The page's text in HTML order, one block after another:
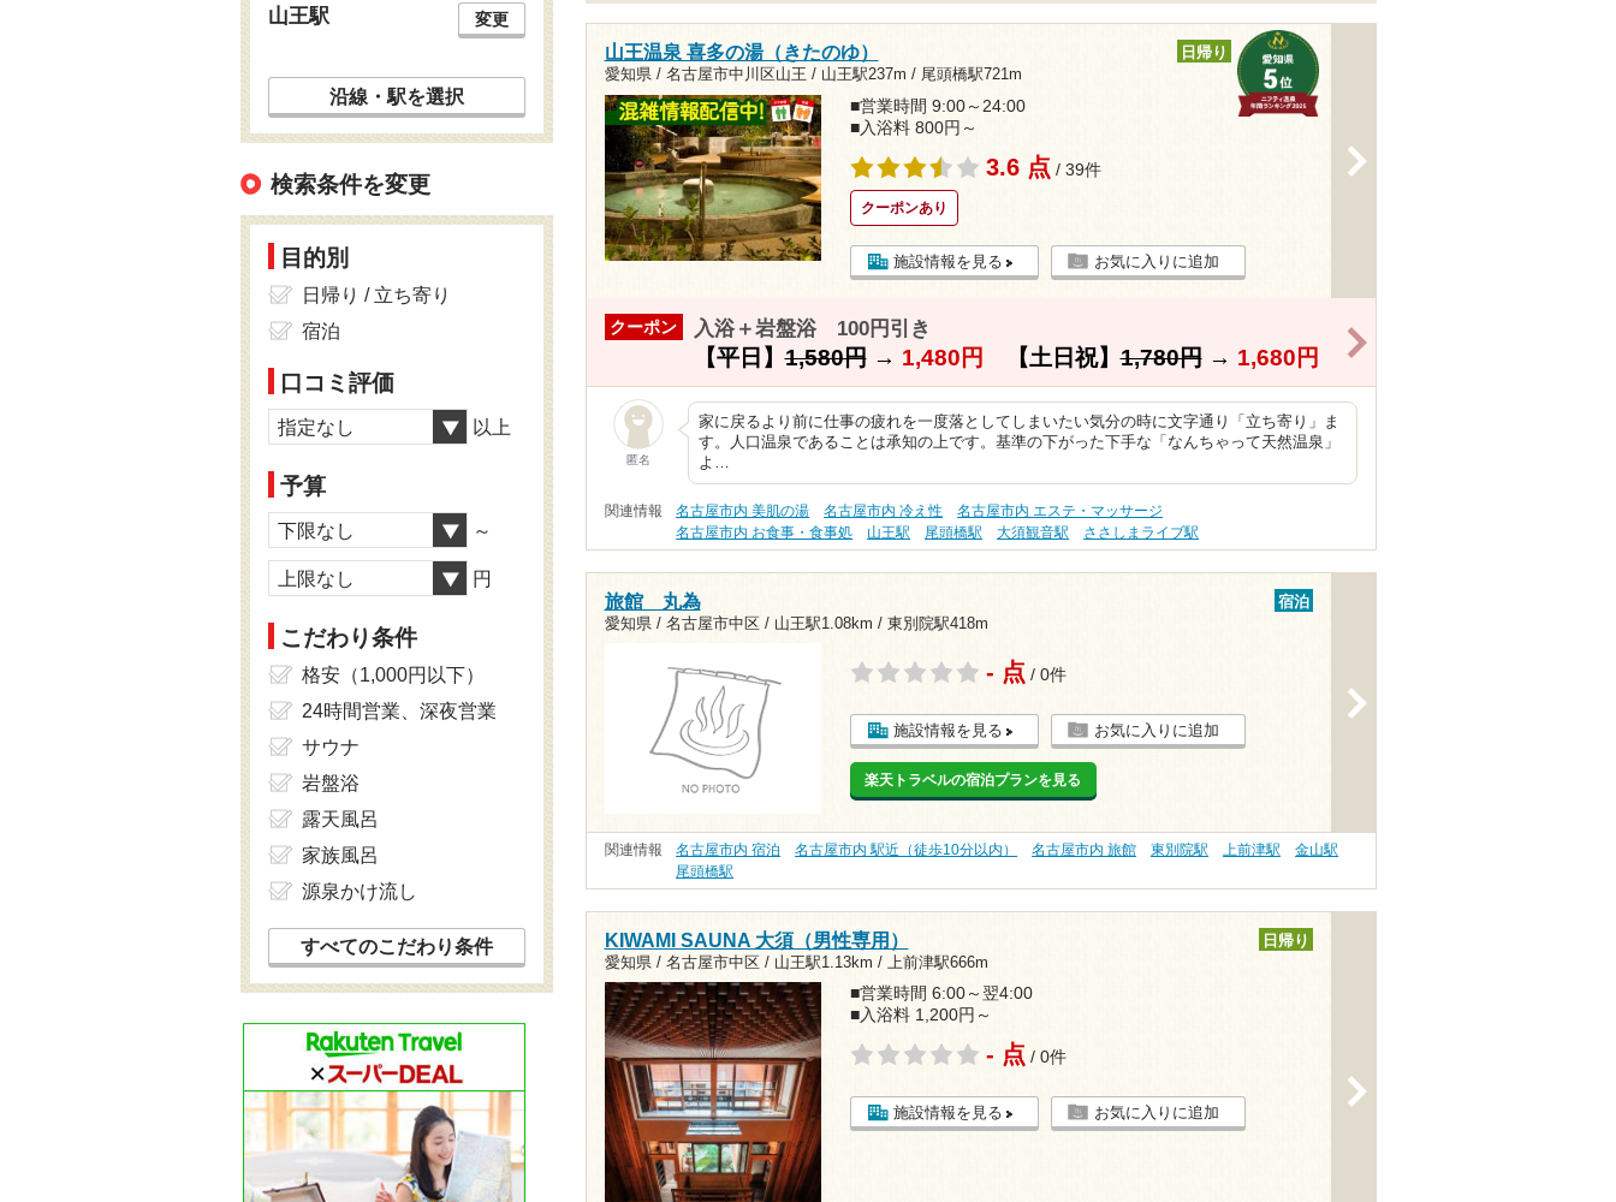
山王温泉 喜多の湯（きたのゆ）
愛知県 / 名古屋市中川区山王 / 山王駅237m / 尾頭橋駅721m
日帰り
■営業時間 9:00～24:00
■入浴料 800円～
3.6 点 / 39件
クーポンあり
施設情報を見る お気に入りに追加
クーポン 入浴＋岩盤浴 100円引き
【平日】1,580円→ 1,480円 【土日祝】1,780円→ 1,680円
匿名
家に戻るより前に仕事の疲れを一度落としてしまいたい気分の時に文字通り「立ち寄り」ま
す。人口温泉であることは承知の上です。基準の下がった下手な「なんちゃって天然温泉」
よ…
関連情報 名古屋市内 美肌の湯 名古屋市内 冷え性
名古屋市内 エステ・マッサージ
名古屋市内 お食事・食事処
山王駅 尾頭橋駅 大須観音駅 ささしまライブ駅
旅館 丸為
愛知県 / 名古屋市中区 / 山王駅1.08km / 東別院駅418m
宿泊
- 点 / 0件
施設情報を見る お気に入りに追加
楽天トラベルの宿泊プランを見る
関連情報 名古屋市内 宿泊 名古屋市内 駅近（徒歩10分以内） 名古屋市内 旅館 東別院駅 上前津駅
金山駅
尾頭橋駅
KIWAMI SAUNA 大須（男性専用）
愛知県 / 名古屋市中区 / 山王駅1.13km / 上前津駅666m
日帰り
■営業時間 6:00～翌4:00
■入浴料 1,200円～
- 点 / 0件
施設情報を見る お気に入りに追加
山王駅 変更
沿線・駅を選択
検索条件を変更
目的別
日帰り / 立ち寄り
宿泊
口コミ評価
指定なし 以上
予算
下限なし ～
上限なし 円
こだわり条件
格安（1,000円以下）
24時間営業、深夜営業
サウナ
岩盤浴
露天風呂
家族風呂
源泉かけ流し
すべてのこだわり条件